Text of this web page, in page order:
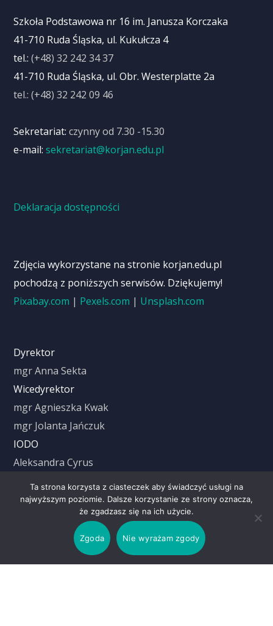
Szkoła Podstawowa nr 16 im. Janusza Korczaka
41-710 Ruda Śląska, ul. Kukułcza 4
tel.: (+48) 32 242 34 37
41-710 Ruda Śląska, ul. Obr. Westerplatte 2a
tel.: (+48) 32 242 09 46
Sekretariat: czynny od 7.30 -15.30
e-mail:sekretariat@korjan.edu.pl
Deklaracja dostępności
Zdjęcia wykorzystane na stronie korjan.edu.pl
pochodzą z poniższych serwisów. Dziękujemy!
Pixabay.com | Pexels.com | Unsplash.com
Dyrektor
mgr Anna Sekta
Wicedyrektor
mgr Agnieszka Kwak
mgr Jolanta Jańczuk
IODO
Aleksandra Cyrus
Czas trwania lekcji
1 Lekcja: 8.00 – 8.45
Ta strona korzysta z ciasteczek aby świadczyć usługi na
najwyższym poziomie. Dalsze korzystanie ze strony oznacza,
że zgadzasz się na ich użycie.
Zgoda Nie wyrażam zgody